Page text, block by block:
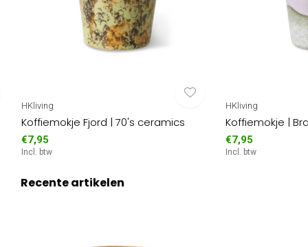
HKliving
Koffiemokje Fjord | 70's ceramics
€7,95
Incl. btw
HKliving
Koffiemokje |
€7,95
Incl. btw
Recente artikelen